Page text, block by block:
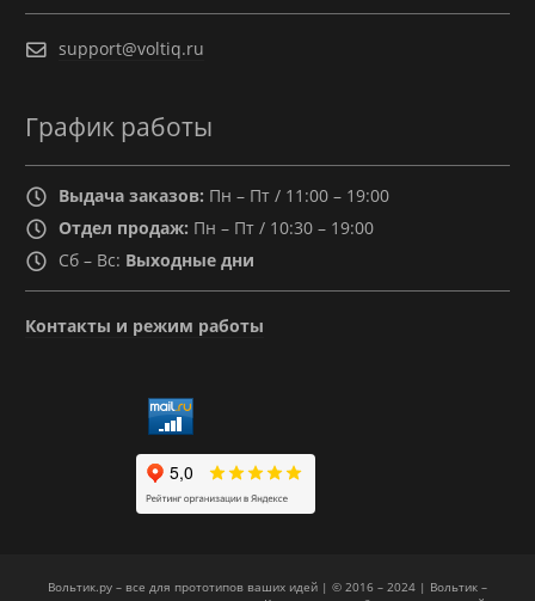
support@voltiq.ru
График работы
Выдача заказов: Пн – Пт / 11:00 – 19:00
Отдел продаж: Пн – Пт / 10:30 – 19:00
Сб – Вс: Выходные дни
Контакты и режим работы
Вольтик.ру – все для прототипов ваших идей | © 2016 – 2024 | Вольтик –